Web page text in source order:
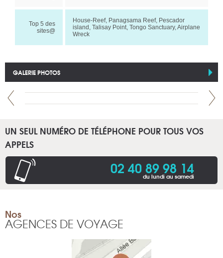
Top 5 des
sites@
House-Reef, Panagsama Reef, Pescador
island, Talisay Point, Tongo Sanctuary, Airplane
Wreck
GALERIE PHOTOS
UN SEUL NUMÉRO DE TÉLÉPHONE POUR TOUS VOS
APPELS
02 40 89 98 14
du lundi au samedi
Nos
AGENCES DE VOYAGE